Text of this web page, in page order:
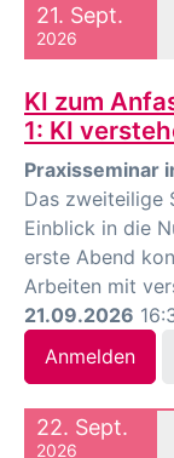
21. Sept.
2026
KI zum
1: KI
Praxisseminar
Das zweiteilige
Einblick in die
erste Abend
Arbeiten mit
21.09.2026
Anmelden
22. Sept.
2026